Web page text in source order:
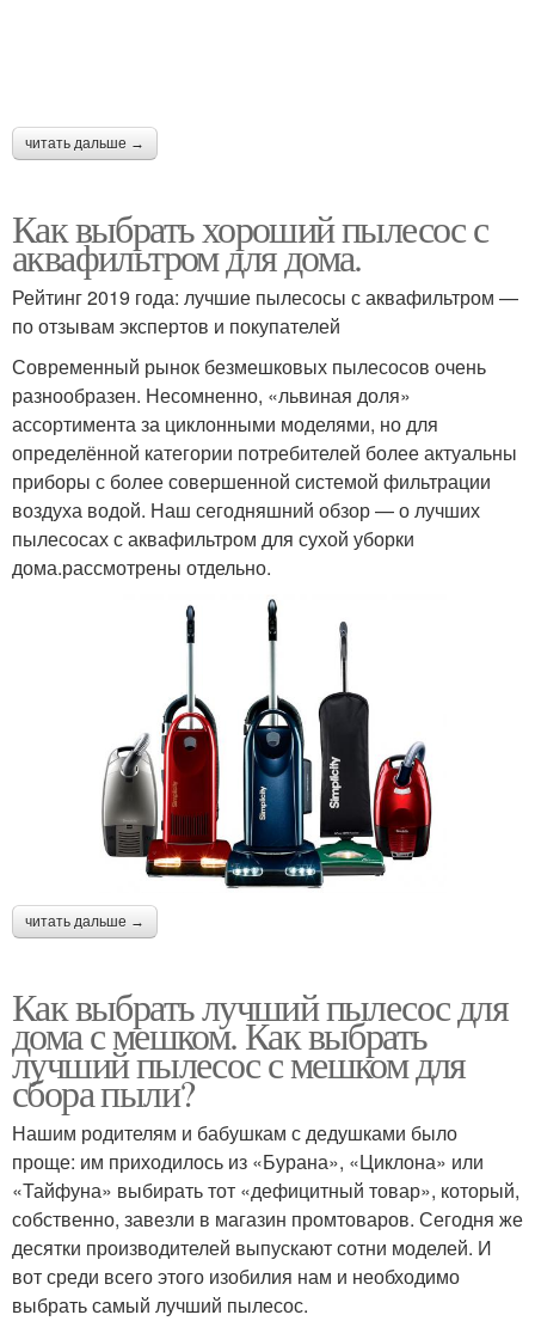
читать дальше →
Как выбрать хороший пылесос с
аквафильтром для дома.
Рейтинг 2019 года: лучшие пылесосы с аквафильтром —
по отзывам экспертов и покупателей
Современный рынок безмешковых пылесосов очень
разнообразен. Несомненно, «львиная доля»
ассортимента за циклонными моделями, но для
определённой категории потребителей более актуальны
приборы с более совершенной системой фильтрации
воздуха водой. Наш сегодняшний обзор — о лучших
пылесосах с аквафильтром для сухой уборки
дома.рассмотрены отдельно.
читать дальше →
Как выбрать лучший пылесос для
дома с мешком. Как выбрать
лучший пылесос с мешком для
сбора пыли?
Нашим родителям и бабушкам с дедушками было
проще: им приходилось из «Бурана», «Циклона» или
«Тайфуна» выбирать тот «дефицитный товар», который,
собственно, завезли в магазин промтоваров. Сегодня же
десятки производителей выпускают сотни моделей. И
вот среди всего этого изобилия нам и необходимо
выбрать самый лучший пылесос.